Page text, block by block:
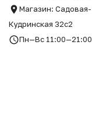
Магазин: Садовая-
Кудринская 32с2
Пн—Вс 11:00—21:00